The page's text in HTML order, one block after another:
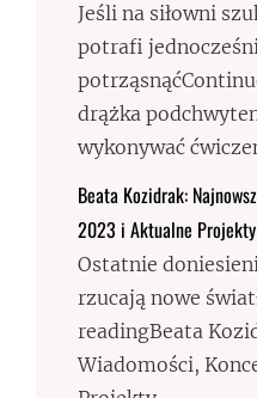
Jeśli na siłowni
potrafi
drążka
wykonywać
Beata Kozidrak:
2023 i Aktualne Projekty
Ostatnie
rzucają nowe
readingBeata
Wiadomości,